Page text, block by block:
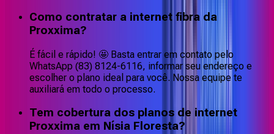
Como contratar a internet fibra da
Proxxima?
É fácil e rápido! 🤩 Basta entrar em contato pelo
WhatsApp (83) 8124-6116, informar seu endereço e
escolher o plano ideal para você. Nossa equipe te
auxiliará em todo o processo.
Tem cobertura dos planos de internet
Proxxima em Nísia Floresta?